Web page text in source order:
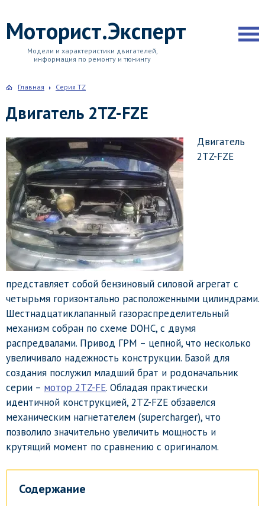
Моторист.Эксперт
Модели и характеристики двигателей,
информация по ремонту и тюнингу
Главная Серия TZ
Двигатель 2TZ-FZE
Двигатель
2TZ-FZE
представляет собой бензиновый силовой агрегат с
четырьмя горизонтально расположенными цилиндрами.
Шестнадцатиклапанный газораспределительный
механизм собран по схеме DOHC, с двумя
распредвалами. Привод ГРМ – цепной, что несколько
увеличивало надежность конструкции. Базой для
создания послужил младший брат и родоначальник
серии – мотор 2TZ-FE. Обладая практически
идентичной конструкцией, 2TZ-FZE обзавелся
механическим нагнетателем (supercharger), что
позволило значительно увеличить мощность и
крутящий момент по сравнению с оригиналом.
Содержание